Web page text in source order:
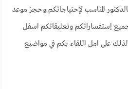
المناسب لإحتياجاتكم وحجز موعد
إستفساراتكم وتعليقاتكم اسفل
لذلك على امل اللقاء بكم في مواضيع